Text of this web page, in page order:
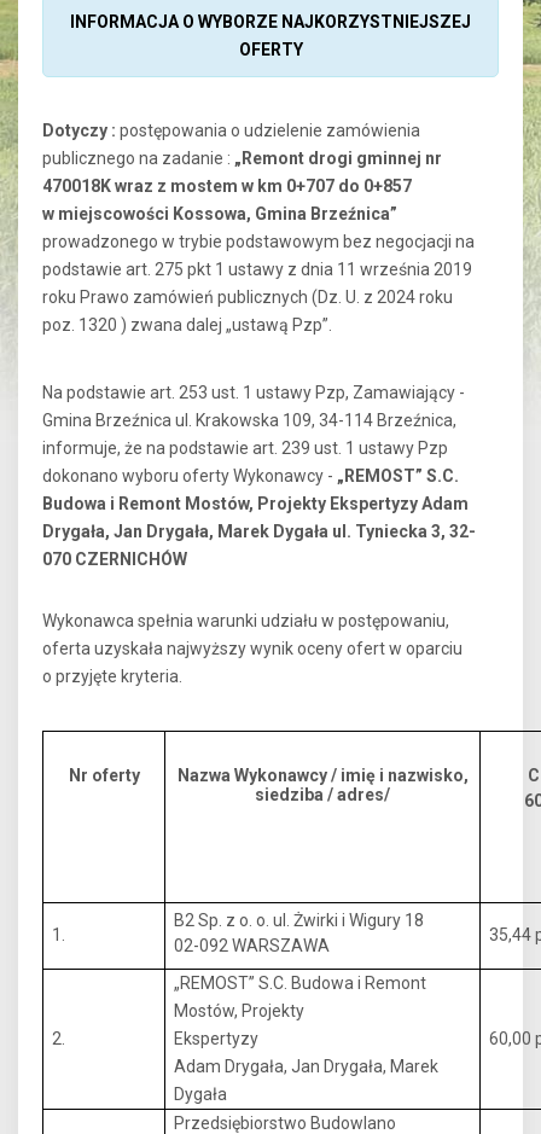
INFORMACJA O WYBORZE NAJKORZYSTNIEJSZEJ
OFERTY
Dotyczy : postępowania o udzielenie zamówienia
publicznego na zadanie : „ Remont drogi gminnej nr
470018K wraz z mostem w km 0+707 do 0+857
w miejscowości Kossowa, Gmina Brzeźnica”
prowadzonego w trybie podstawowym bez negocjacji na
podstawie art. 275 pkt 1 ustawy z dnia 11 września 2019
roku Prawo zamówień publicznych (Dz. U. z 2024 roku
poz. 1320 ) zwana dalej „ustawą Pzp”.
Na podstawie art. 253 ust. 1 ustawy Pzp, Zamawiający -
Gmina Brzeźnica ul. Krakowska 109, 34-114 Brzeźnica,
informuje, że na podstawie art. 239 ust. 1 ustawy Pzp
dokonano wyboru oferty Wykonawcy - „REMOST” S.C.
Budowa i Remont Mostów, Projekty Ekspertyzy Adam
Drygała, Jan Drygała, Marek Dygała ul. Tyniecka 3, 32-
070 CZERNICHÓW
Wykonawca spełnia warunki udziału w postępowaniu,
oferta uzyskała najwyższy wynik oceny ofert w oparciu
o przyjęte kryteria.
Nr oferty
Nazwa Wykonawcy / imię i nazwisko,
siedziba / adres/
1.
B2 Sp. z o. o. ul. Żwirki i Wigury 18
02-092 WARSZAWA
35,44
2.
„REMOST” S.C. Budowa i Remont
Mostów, Projekty
Ekspertyzy
Adam Drygała, Jan Drygała, Marek
Dygała
60,00
Przedsiębiorstwo Budowlano